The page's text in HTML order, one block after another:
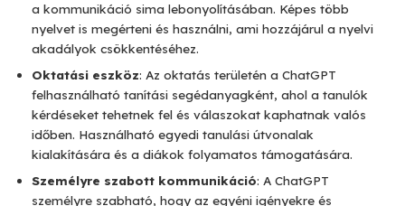
a kommunikáció sima lebonyolításában. Képes több
nyelvet is megérteni és használni, ami hozzájárul a nyelvi
akadályok csökkentéséhez.
Oktatási eszköz: Az oktatás területén a ChatGPT
felhasználható tanítási segédanyagként, ahol a tanulók
kérdéseket tehetnek fel és válaszokat kaphatnak valós
időben. Használható egyedi tanulási útvonalak
kialakítására és a diákok folyamatos támogatására.
Személyre szabott kommunikáció: A ChatGPT
személyre szabható, hogy az egyéni igényekre és